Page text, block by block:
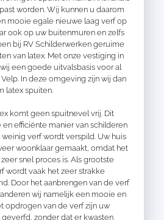
worden. Wij kunnen u daarom
mooie egale nieuwe laag verf op
ook op uw buitenmuren en zelfs
bij RV Schilderwerken geruime
van latex. Met onze vestiging in
een goede uitvalsbasis voor al
In deze omgeving zijn wij dan
latex spuiten.
komt geen spuitnevel vrij. Dit
efficiënte manier van schilderen
verf wordt verspild. Uw huis
woonklaar gemaakt, omdat het
snel proces is. Als grootste
wordt vaak het zeer strakke
Door het aanbrengen van de verf
wij namelijk een mooie en
opdrogen van de verf zijn uw
zonder dat er kwasten